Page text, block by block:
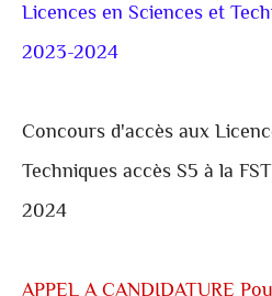
Licences en Sciences et
2023-2024
Concours d'accès aux
Techniques accès S5 à la
2024